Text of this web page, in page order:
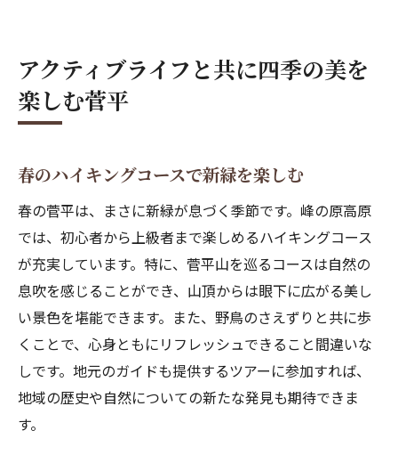
アクティブライフと共に四季の美を
楽しむ菅平
春のハイキングコースで新緑を楽しむ
春の菅平は、まさに新緑が息づく季節です。峰の原高原
では、初心者から上級者まで楽しめるハイキングコース
が充実しています。特に、菅平山を巡るコースは自然の
息吹を感じることができ、山頂からは眼下に広がる美し
い景色を堪能できます。また、野鳥のさえずりと共に歩
くことで、心身ともにリフレッシュできること間違いな
しです。地元のガイドも提供するツアーに参加すれば、
地域の歴史や自然についての新たな発見も期待できま
す。